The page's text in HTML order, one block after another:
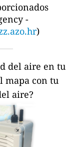
-
)
del aire en tu
mapa con tu
aire?